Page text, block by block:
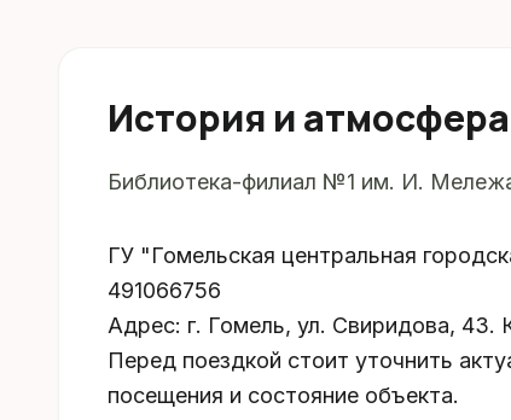
История и
Библиотека-филиал №1 им. И.
ГУ "Гомельская центральная
491066756
Адрес: г. Гомель, ул. Свиридова, 43.
Перед поездкой стоит уточнить
посещения и состояние объекта.